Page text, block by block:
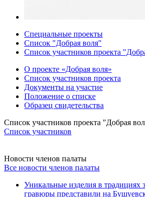
Специальные проекты
Список "Добрая воля"
Список участников проекта
О проекте «Добрая воля»
Список участников проекта
Документы на участие
Положение о списке
Образец свидетельства
Список участников проекта "Добрая
Список участников
Новости членов палаты
Все новости членов палаты
Уникальные изделия в традициях
гравюры представили на